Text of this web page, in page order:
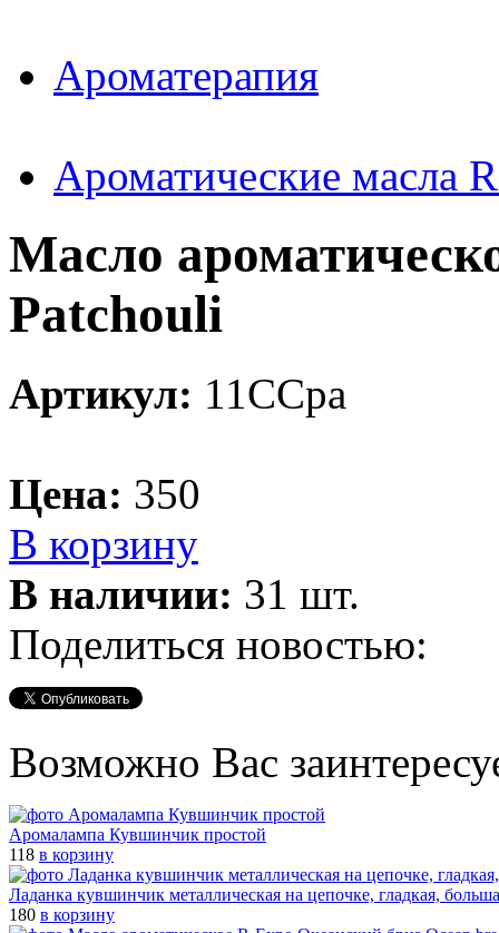
Ароматерапия
Ароматические масла
Масло
Patchouli
Артикул: 11CCpa
Цена: 350
В корзину
В наличии: 31 шт.
Поделиться новостью:
Возможно Вас
Аромалампа Кувшинчик простой
118 в корзину
Ладанка кувшинчик металлическая на цепочке, гладкая,
180 в корзину